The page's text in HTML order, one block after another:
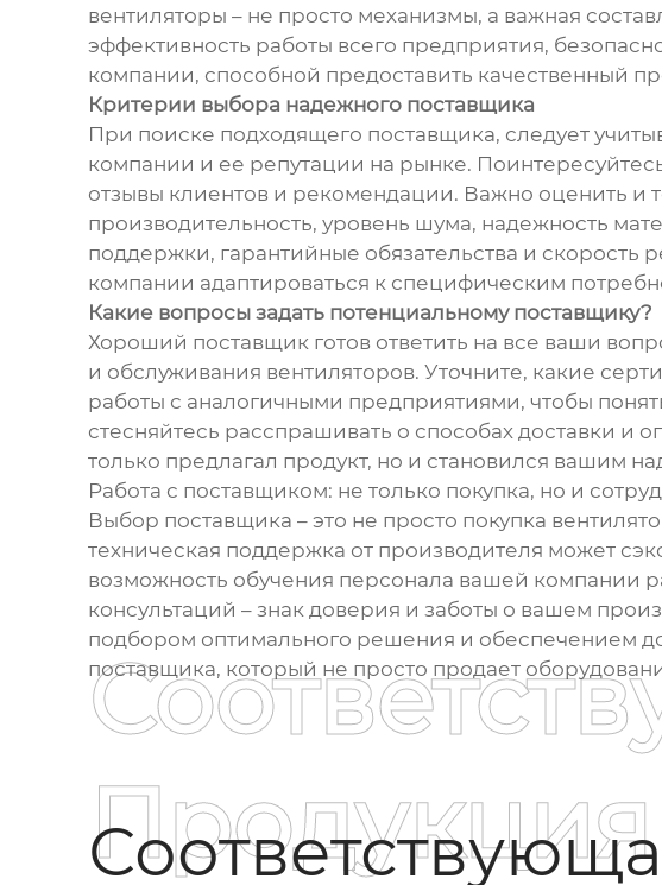
вентиляторы – не просто механизмы, а важная
эффективность работы всего предприятия,
компании, способной предоставить качественный
Критерии выбора надежного поставщика
При поиске подходящего поставщика, следует
компании и ее репутации на рынке.
отзывы клиентов и рекомендации. Важно оценить и
производительность, уровень шума, надежность
поддержки, гарантийные обязательства и
компании адаптироваться к специфическим
Какие вопросы задать потенциальному поставщику?
Хороший поставщик готов ответить на все ваши
и обслуживания вентиляторов. Уточните, какие
работы с аналогичными предприятиями, чтобы
стесняйтесь расспрашивать о способах доставки и
только предлагал продукт, но и становился вашим
Работа с поставщиком: не только покупка, но и
Выбор поставщика – это не просто покупка
техническая поддержка от производителя может
возможность обучения персонала вашей компании
консультаций – знак доверия и заботы о вашем
подбором оптимального решения и обеспечением
поставщика, который не просто продает
Продукция